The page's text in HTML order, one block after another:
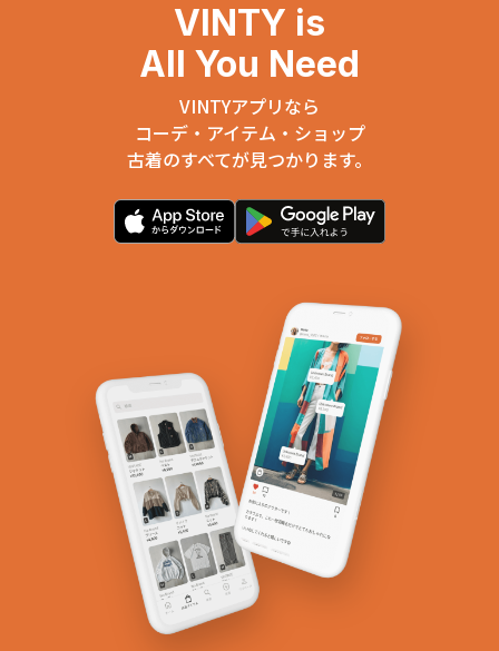
VINTY is
All You Need
VINTYアプリなら
コーデ・アイテム・ショップ
古着のすべてが見つかります。